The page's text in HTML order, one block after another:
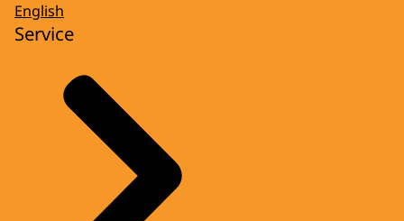
English
Service